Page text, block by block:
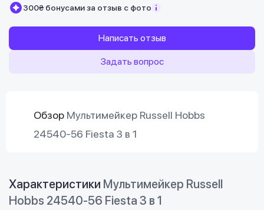
300₴ бонусами за отзыв с фото
Написать отзыв
Задать вопрос
Обзор Мультимейкер Russell Hobbs
24540-56 Fiesta 3 в 1
Характеристики Мультимейкер Russell
Hobbs 24540-56 Fiesta 3 в 1